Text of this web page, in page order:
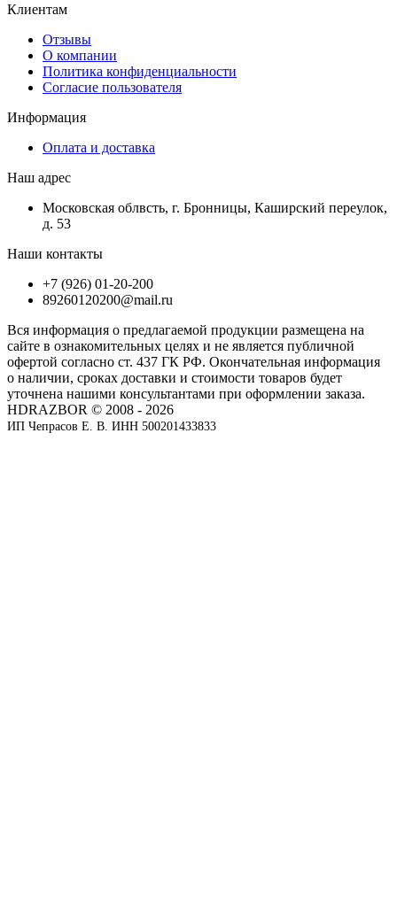
Клиентам
Отзывы
О компании
Политика конфиденциальности
Согласие пользователя
Информация
Оплата и доставка
Наш адрес
Московская облвсть, г. Бронницы, Каширский переулок,
д. 53
Наши контакты
+7 (926) 01-20-200
89260120200@mail.ru
Вся информация о предлагаемой продукции размещена на
сайте в ознакомительных целях и не является публичной
офертой согласно ст. 437 ГК РФ. Окончательная информация
о наличии, сроках доставки и стоимости товаров будет
уточнена нашими консультантами при оформлении заказа.
HDRAZBOR © 2008 - 2026
ИП Чепрасов Е. В. ИНН 500201433833